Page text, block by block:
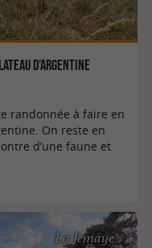
d’Argentine
randonnée à faire en
On reste en
d’une faune et
La Jemaye